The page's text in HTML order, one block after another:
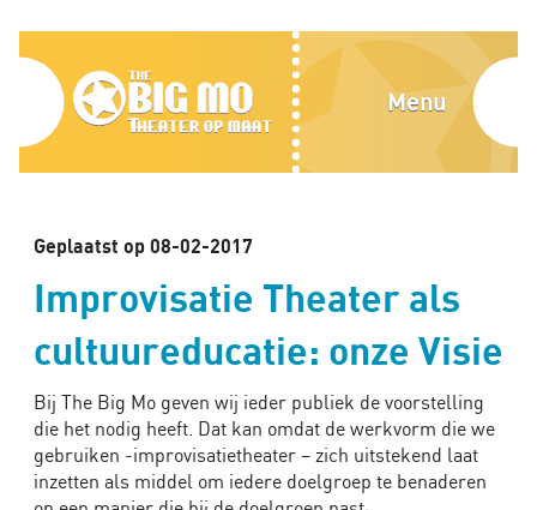
The
Theater
op
maat
Menu
Geplaatst op 08-02-2017
Improvisatie Theater als
cultuureducatie: onze Visie
Bij The Big Mo geven wij ieder publiek de voorstelling
die het nodig heeft. Dat kan omdat de werkvorm die we
gebruiken -improvisatietheater – zich uitstekend laat
inzetten als middel om iedere doelgroep te benaderen
Home
Blog
Over
Contact
Alles
Bedrijven
Scholen
Improvisatie